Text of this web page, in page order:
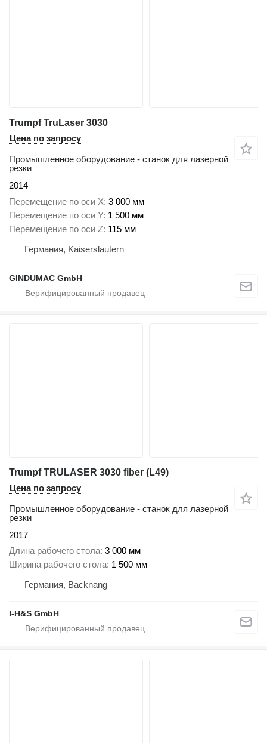
Trumpf TruLaser 3030
Цена по запросу
Промышленное оборудование - станок для лазерной
резки
2014
Перемещение по оси X 3 000 мм
Перемещение по оси Y 1 500 мм
Перемещение по оси Z 115 мм
Германия, Kaiserslautern
GINDUMAC GmbH
Trumpf TRULASER 3030 fiber (L49)
Цена по запросу
Промышленное оборудование - станок для лазерной
резки
2017
Длина рабочего стола 3 000 мм
Ширина рабочего стола 1 500 мм
Германия, Backnang
I-H&S GmbH